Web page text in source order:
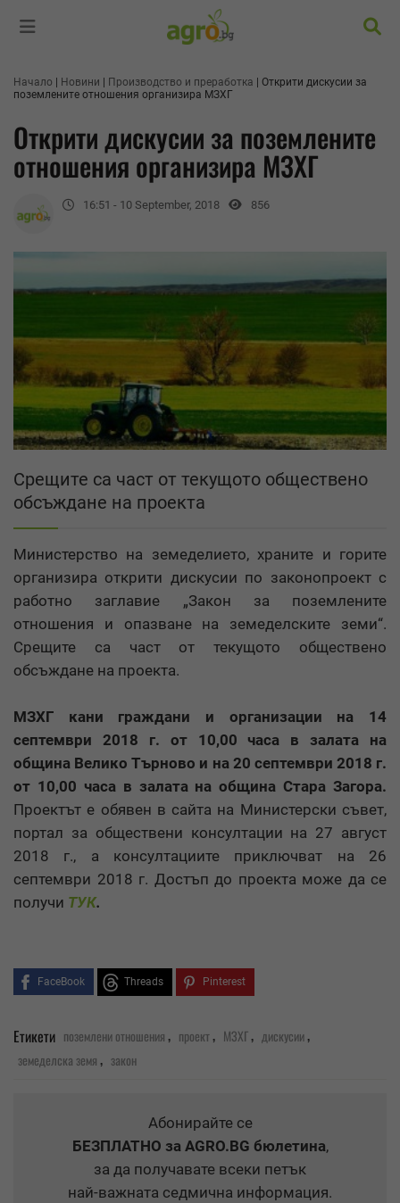
Начало Новини Производство и преработка
Открити дискусии за
поземлените отношения организира МЗХГ
Открити дискусии за поземлените
отношения организира МЗХГ
16:51 - 10 September, 2018 856
Срещите са част от текущото обществено
обсъждане на проекта
Министерство на земеделието, храните и горите
организира открити дискусии по законопроект с
работно заглавие „Закон за поземлените
отношения и опазване на земеделските земи“.
Срещите са част от текущото обществено
обсъждане на проекта.
МЗХГ кани граждани и организации на 14
септември 2018 г. от 10,00 часа в залата на
община Велико Търново и на 20 септември 2018 г.
от 10,00 часа в залата на община Стара Загора.
Проектът е обявен в сайта на Министерски съвет,
портал за обществени консултации на 27 август
2018 г., а консултациите приключват на 26
септември 2018 г. Достъп до проекта може да се
получи ТУК.
FaceBook Threads Pinterest
Етикети поземлени отношения, проект, МЗХГ, дискусии,
земеделска земя, закон
Абонирайте се
БЕЗПЛАТНО за AGRO.BG бюлетина,
за да получавате всеки петък
най-важната седмична информация.